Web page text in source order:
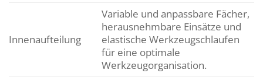
Innenaufteilung
Variable und anpassbare Fächer,
herausnehmbare Einsätze und
elastische Werkzeugschlaufen
für eine optimale
Werkzeugorganisation.